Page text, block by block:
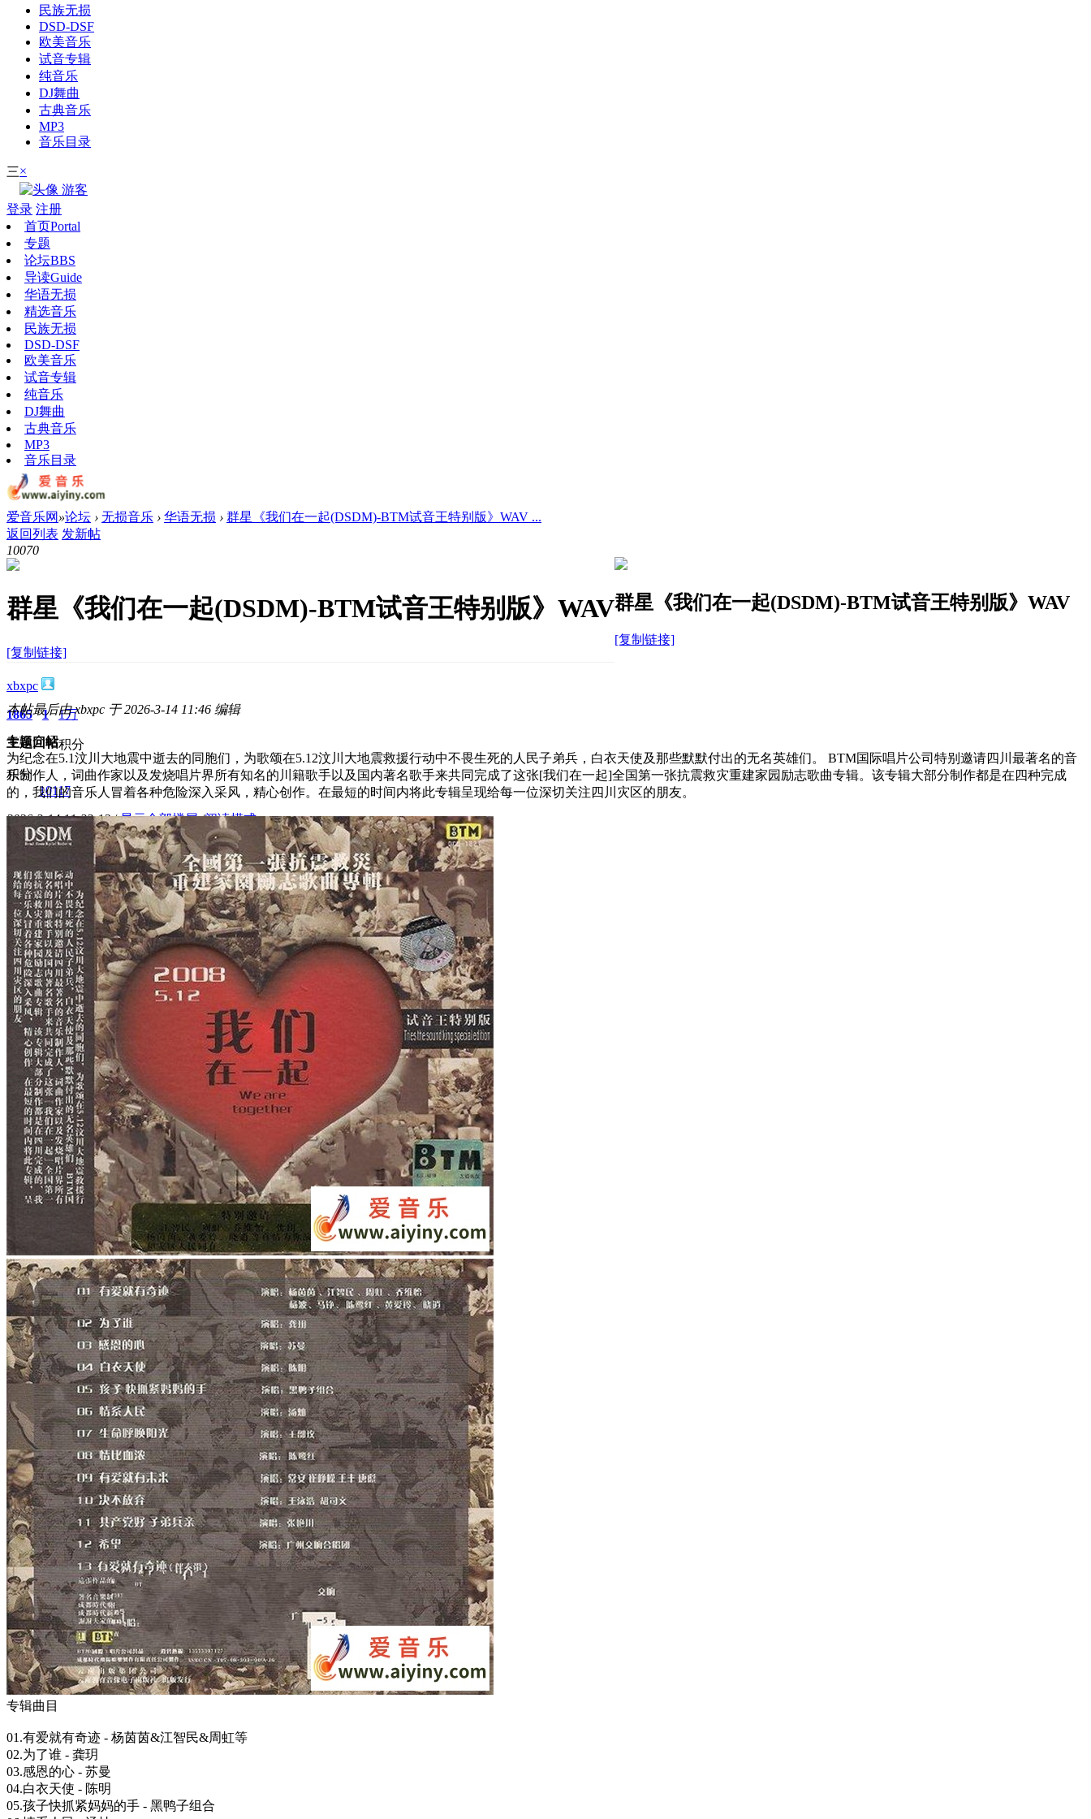
民族无损
DSD-DSF
欧美音乐
试音专辑
纯音乐
DJ舞曲
古典音乐
MP3
音乐目录
三×
游客
登录 注册
首页Portal
专题
论坛BBS
导读Guide
华语无损
精选音乐
民族无损
DSD-DSF
欧美音乐
试音专辑
纯音乐
DJ舞曲
古典音乐
MP3
音乐目录
爱音乐网 »论坛 › 无损音乐 › 华语无损 › 群星《我们在一起(DSDM)-BTM试音王特别版》WAV ...
返回列表 发新帖
10070
群星《我们在一起(DSDM)-BTM试音王特别版》WAV
[复制链接]
群星《我们在一起(DSDM)-BTM试音王特别版》WAV
[复制链接]
xbxpc
1865
主题
1
回帖
1万
积分
积分
10117
2026-3-14 11:33:12 / 显示全部楼层 /阅读模式
10070
本帖最后由 xbxpc 于 2026-3-14 11:46 编辑
专辑介绍
为纪念在5.1汶川大地震中逝去的同胞们，为歌颂在5.12汶川大地震救援行动中不畏生死的人民子弟兵，白衣天使及那些默默付出的无名英雄们。 BTM国际唱片公司特别邀请四川最著名的音
乐制作人，词曲作家以及发烧唱片界所有知名的川籍歌手以及国内著名歌手来共同完成了这张[我们在一起]全国第一张抗震救灾重建家园励志歌曲专辑。该专辑大部分制作都是在四种完成
的，我们的音乐人冒着各种危险深入采风，精心创作。在最短的时间内将此专辑呈现给每一位深切关注四川灾区的朋友。
专辑曲目
01.有爱就有奇迹 - 杨茵茵&江智民&周虹等
02.为了谁 - 龚玥
03.感恩的心 - 苏曼
04.白衣天使 - 陈明
05.孩子快抓紧妈妈的手 - 黑鸭子组合